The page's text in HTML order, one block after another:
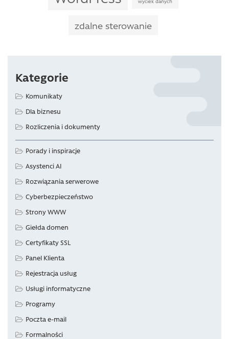
zdalne sterowanie
Kategorie
Komunikaty
Dla biznesu
Rozliczenia i dokumenty
Porady i inspiracje
Asystenci AI
Rozwiązania serwerowe
Cyberbezpieczeństwo
Strony WWW
Giełda domen
Certyfikaty SSL
Panel Klienta
Rejestracja usług
Usługi informatyczne
Programy
Poczta e-mail
Formalności